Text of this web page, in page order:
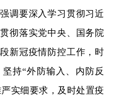
调要深入学习贯彻习近
彻落实党中央、国务院
新冠疫情防控工作，时
持“外防输入、内防反
实细要求，及时处置疫